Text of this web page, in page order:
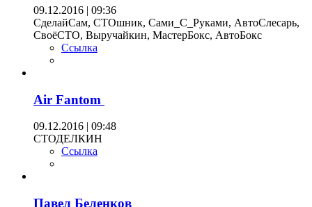
09.12.2016 | 09:36
СделайСам, СТОшник, Сами_С_Руками, АвтоСлесарь,
СвоёСТО, Выручайкин, МастерБокс, АвтоБокс
Ссылка
Air Fantom
09.12.2016 | 09:48
СТОДЕЛКИН
Ссылка
Павел Беленков